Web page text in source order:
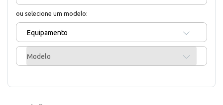
ou selecione um modelo:
Equipamento
Modelo